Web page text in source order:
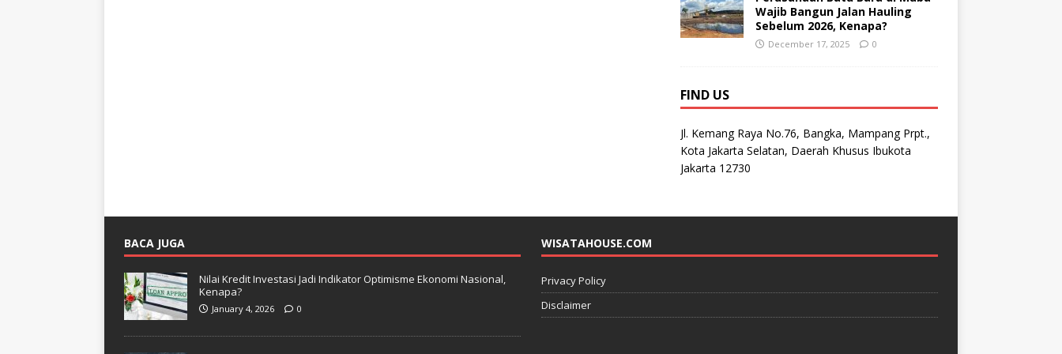
Wajib Bangun Jalan Hauling
Sebelum 2026, Kenapa?
December 17, 2025 0
FIND US
Jl. Kemang Raya No.76, Bangka, Mampang Prpt.,
Kota Jakarta Selatan, Daerah Khusus Ibukota
Jakarta 12730
BACA JUGA
Nilai Kredit Investasi Jadi Indikator Optimisme Ekonomi Nasional,
Kenapa?
January 4, 2026 0
WISATAHOUSE.COM
Privacy Policy
Disclaimer